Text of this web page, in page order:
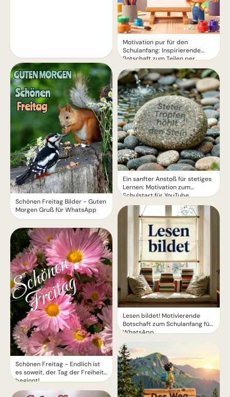
Schönen Freitag Bilder - Guten
Morgen Gruß für WhatsApp
Schönen Freitag - Endlich ist
es soweit, der Tag der Freiheit
beginnt!
Motivation pur für den
Schulanfang: Inspirierende
Botschaft zum Teilen per
WhatsApp!
Ein sanfter Anstoß für stetiges
Lernen: Motivation zum
Schulstart für YouTube.
Lesen bildet! Motivierende
Botschaft zum Schulanfang für
WhatsApp